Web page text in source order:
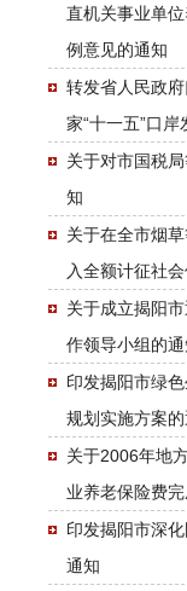
直机关事业单
例意见的通知
转发省人民政
家“十一五”口
关于对市国税
知
关于在全市烟
入全额计征社
关于成立揭阳
作领导小组的通
印发揭阳市绿
规划实施方案
关于2006年地
业养老保险费
印发揭阳市深
通知